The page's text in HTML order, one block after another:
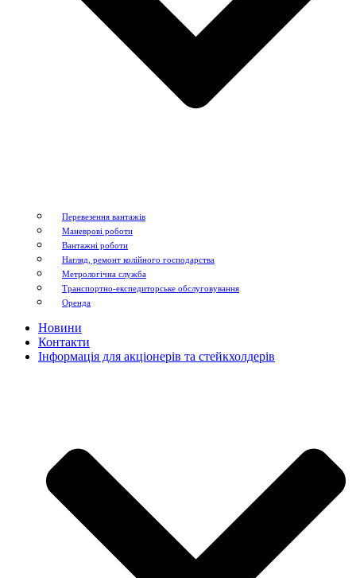
Перевезення вантажів
Маневрові роботи
Вантажні роботи
Нагляд, ремонт колійного господарства
Метрологічна служба
Транспортно-експедиторське обслуговування
Оренда
Новини
Контакти
Інформація для акціонерів та стейкхолдерів